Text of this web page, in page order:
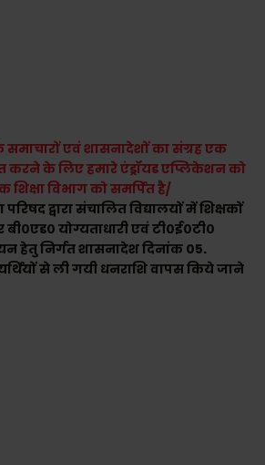
समाचारों एवं शासनादेशों का संग्रह एक
करने के लिए हमारे एंड्रॉयड एप्लिकेशन को
विभाग को समर्पित है/
परिषद द्वारा संचालित विद्यालयों में शिक्षकों
बी०एड० योग्यताधारी एवं टी०ई०टी०
हेतु निर्गत शासनादेश दिनांक 05.
से ली गयी धनराशि वापस किये जाने